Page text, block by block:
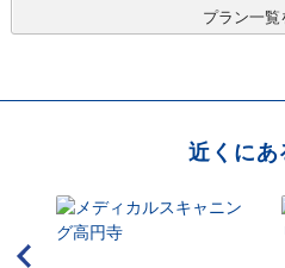
プラン一覧
近くにあ